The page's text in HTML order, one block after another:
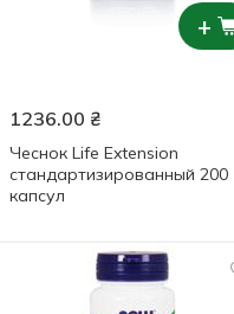
+
1236.00 ₴
Чеснок Life Extension
стандартизированный 200
капсул